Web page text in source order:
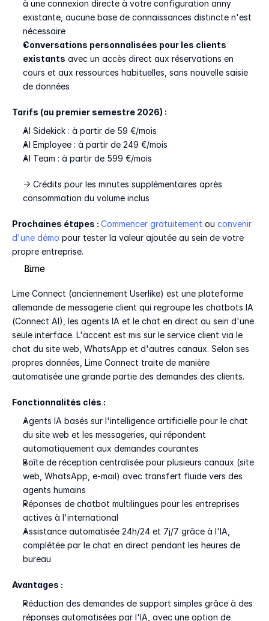
à une connexion directe à votre configuration anny
existante, aucune base de connaissances distincte n'est
nécessaire
Conversations personnalisées pour les clients
existants avec un accès direct aux réservations en
cours et aux ressources habituelles, sans nouvelle saisie
de données
Tarifs (au premier semestre 2026) :
AI Sidekick : à partir de 59 €/mois
AI Employee : à partir de 249 €/mois
AI Team : à partir de 599 €/mois
-> Crédits pour les minutes supplémentaires après
consommation du volume inclus
Prochaines étapes : Commencer gratuitement ou convenir
d'une démo pour tester la valeur ajoutée au sein de votre
propre entreprise.
Lime
Lime Connect (anciennement Userlike) est une plateforme
allemande de messagerie client qui regroupe les chatbots IA
(Connect AI), les agents IA et le chat en direct au sein d'une
seule interface. L'accent est mis sur le service client via le
chat du site web, WhatsApp et d'autres canaux. Selon ses
propres données, Lime Connect traite de manière
automatisée une grande partie des demandes des clients.
Fonctionnalités clés :
Agents IA basés sur l'intelligence artificielle pour le chat
du site web et les messageries, qui répondent
automatiquement aux demandes courantes
Boîte de réception centralisée pour plusieurs canaux (site
web, WhatsApp, e-mail) avec transfert fluide vers des
agents humains
Réponses de chatbot multilingues pour les entreprises
actives à l'international
Assistance automatisée 24h/24 et 7j/7 grâce à l'IA,
complétée par le chat en direct pendant les heures de
bureau
Avantages :
Réduction des demandes de support simples grâce à des
réponses automatisées par l'IA, avec une option de